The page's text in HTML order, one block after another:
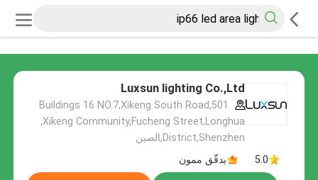
Luxsun lighting Co.,Ltd
501,Buildings 16 NO.7,Xikeng South Road
,Xikeng Community,Fucheng Street,Longhua
District,Shenzhen,الصين
5.0
يدقّق ممون